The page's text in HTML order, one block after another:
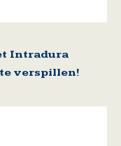
Intradura
verspillen!